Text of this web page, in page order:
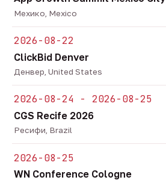
Мехико, Mexico
2026-08-22
ClickBid Denver
Денвер, United States
2026-08-24 - 2026-08-25
CGS Recife 2026
Ресифи, Brazil
2026-08-25
WN Conference Cologne